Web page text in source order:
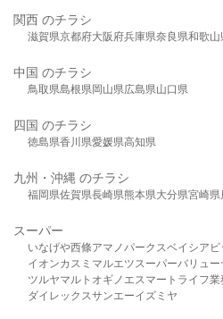
関西 のチラシ
滋賀県京都府大阪府兵庫県奈良県和歌山
中国 のチラシ
鳥取県島根県岡山県広島県山口県
四国 のチラシ
徳島県香川県愛媛県高知県
九州・沖縄 のチラシ
福岡県佐賀県長崎県熊本県大分県宮崎県
スーパー
いなげや西條アマノパークスベイシア
イオンカスミ マルエツスーパーバリュー
ツルヤマルト オギノ エスマート ライフ業
ダイレックスサンエーイズミヤ